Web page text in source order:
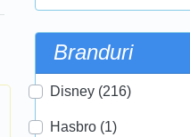
Branduri
Disney (216)
Hasbro (1)